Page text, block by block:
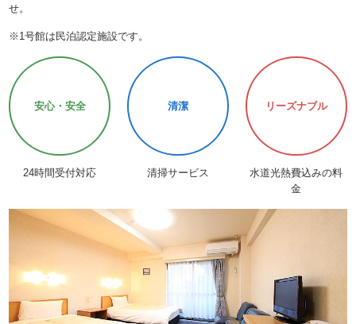
せ。
※1号館は民泊認定施設です。
安心・安全
24時間受付対応
清潔
清掃サービス
リーズナブル
水道光熱費込みの料
金